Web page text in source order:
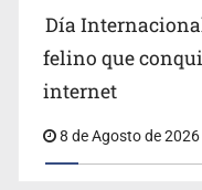
Día
felino que
internet
8 de Agosto de 2026